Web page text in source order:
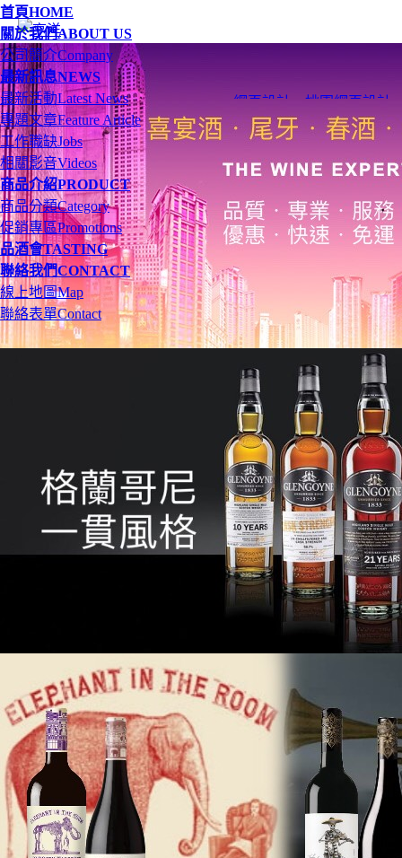
首頁HOME
關於我們ABOUT US
公司簡介Company
最新訊息NEWS
最新活動Latest News
專題文章Feature Article
工作職缺Jobs
相關影音Videos
商品介紹PRODUCT
商品分類Category
促銷專區Promotions
品酒會TASTING
聯絡我們CONTACT
線上地圖Map
聯絡表單Contact
網頁設計 桃園網頁設計